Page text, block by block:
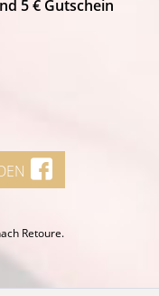
5 € Gutschein
Retoure.